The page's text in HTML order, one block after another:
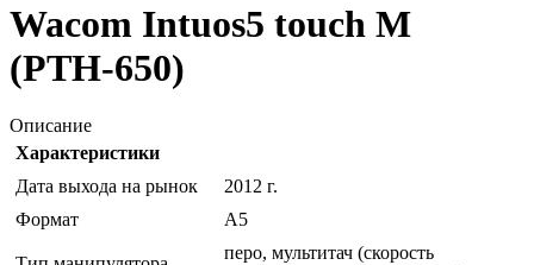
Wacom Intuos5 touch M
(PTH-650)
Описание
Характеристики
Дата выхода на рынок
2012 г.
Формат
A5
перо, мультитач (скорость